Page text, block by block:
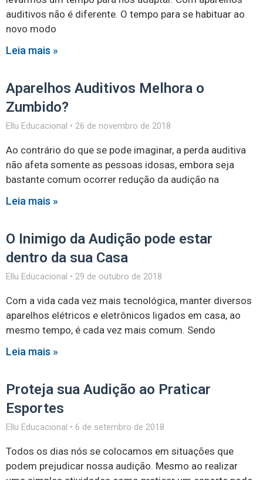
auditivos não é diferente. O tempo para se habituar ao
novo modo
Leia mais »
Aparelhos Auditivos Melhora o
Zumbido?
Ellu Educacional 26 de novembro de 2018
Ao contrário do que se pode imaginar, a perda auditiva
não afeta somente as pessoas idosas, embora seja
bastante comum ocorrer redução da audição na
Leia mais »
O Inimigo da Audição pode estar
dentro da sua Casa
Ellu Educacional 29 de outubro de 2018
Com a vida cada vez mais tecnológica, manter diversos
aparelhos elétricos e eletrônicos ligados em casa, ao
mesmo tempo, é cada vez mais comum. Sendo
Leia mais »
Proteja sua Audição ao Praticar
Esportes
Ellu Educacional 6 de setembro de 2018
Todos os dias nós se colocamos em situações que
podem prejudicar nossa audição. Mesmo ao realizar